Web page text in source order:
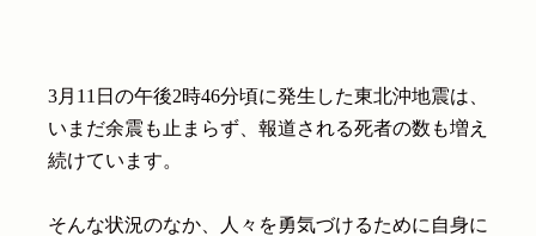
3月11日の午後2時46分頃に発生した東北沖地震は、
いまだ余震も止まらず、報道される死者の数も増え
続けています。
そんな状況のなか、人々を勇気づけるために自身に